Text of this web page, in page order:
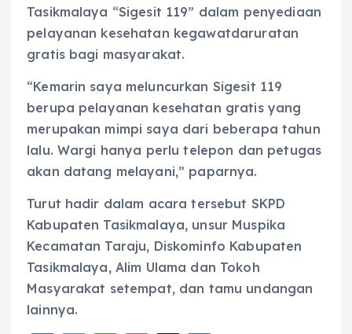
Tasikmalaya “Sigesit 119” dalam penyediaan
pelayanan kesehatan kegawatdaruratan
gratis bagi masyarakat.
“Kemarin saya meluncurkan Sigesit 119
berupa pelayanan kesehatan gratis yang
merupakan mimpi saya dari beberapa tahun
lalu. Wargi hanya perlu telepon dan petugas
akan datang melayani,” paparnya.
Turut hadir dalam acara tersebut SKPD
Kabupaten Tasikmalaya, unsur Muspika
Kecamatan Taraju, Diskominfo Kabupaten
Tasikmalaya, Alim Ulama dan Tokoh
Masyarakat setempat, dan tamu undangan
lainnya.